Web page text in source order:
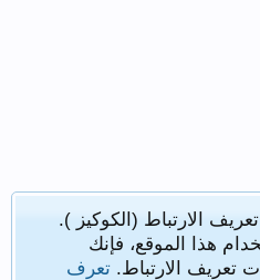
الارتباط (الكوكيز ).
هذا الموقع، فإنك
تعريف الارتباط. تعرف